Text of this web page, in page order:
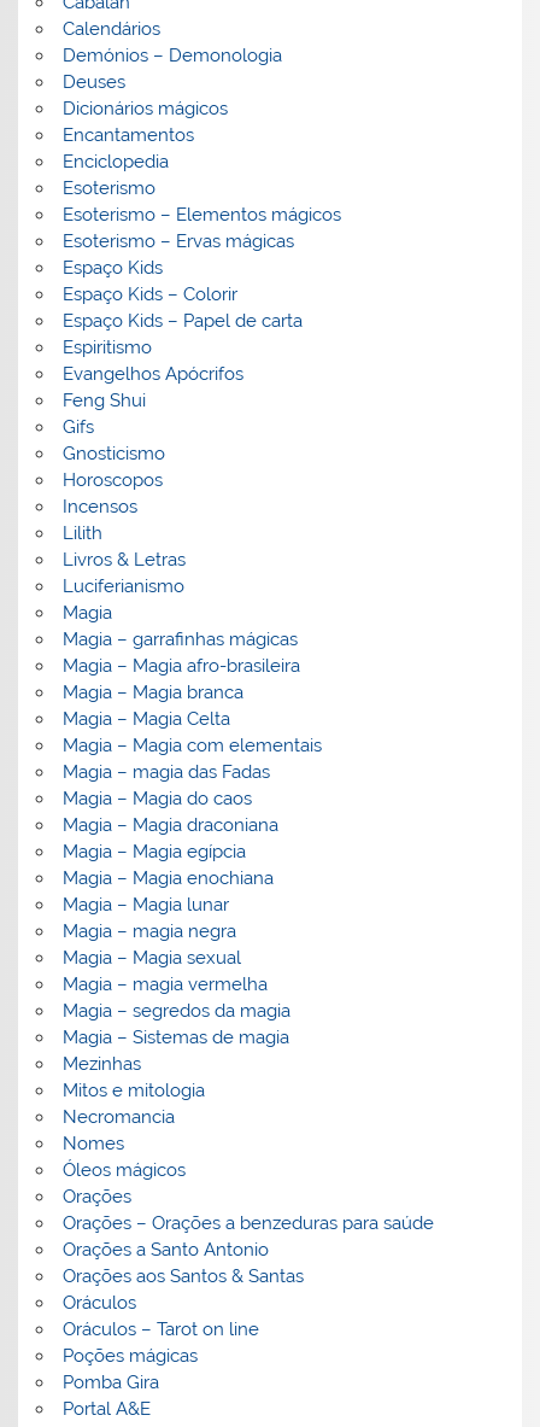
Calendários
Demónios – Demonologia
Deuses
Dicionários mágicos
Encantamentos
Enciclopedia
Esoterismo
Esoterismo – Elementos mágicos
Esoterismo – Ervas mágicas
Espaço Kids
Espaço Kids – Colorir
Espaço Kids – Papel de carta
Espiritismo
Evangelhos Apócrifos
Feng Shui
Gifs
Gnosticismo
Horoscopos
Incensos
Lilith
Livros & Letras
Luciferianismo
Magia
Magia – garrafinhas mágicas
Magia – Magia afro-brasileira
Magia – Magia branca
Magia – Magia Celta
Magia – Magia com elementais
Magia – magia das Fadas
Magia – Magia do caos
Magia – Magia draconiana
Magia – Magia egípcia
Magia – Magia enochiana
Magia – Magia lunar
Magia – magia negra
Magia – Magia sexual
Magia – magia vermelha
Magia – segredos da magia
Magia – Sistemas de magia
Mezinhas
Mitos e mitologia
Necromancia
Nomes
Óleos mágicos
Orações
Orações – Orações a benzeduras para saúde
Orações a Santo Antonio
Orações aos Santos & Santas
Oráculos
Oráculos – Tarot on line
Poções mágicas
Pomba Gira
Portal A&E